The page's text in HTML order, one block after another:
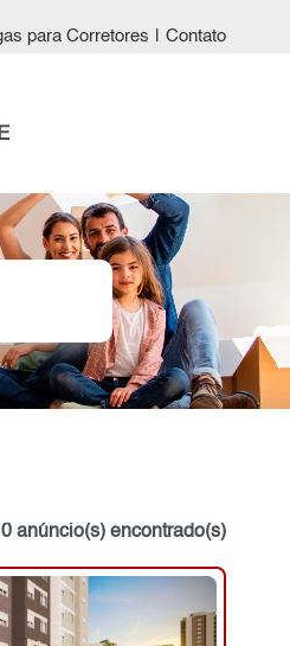
para Corretores Contato
anúncio(s) encontrado(s)